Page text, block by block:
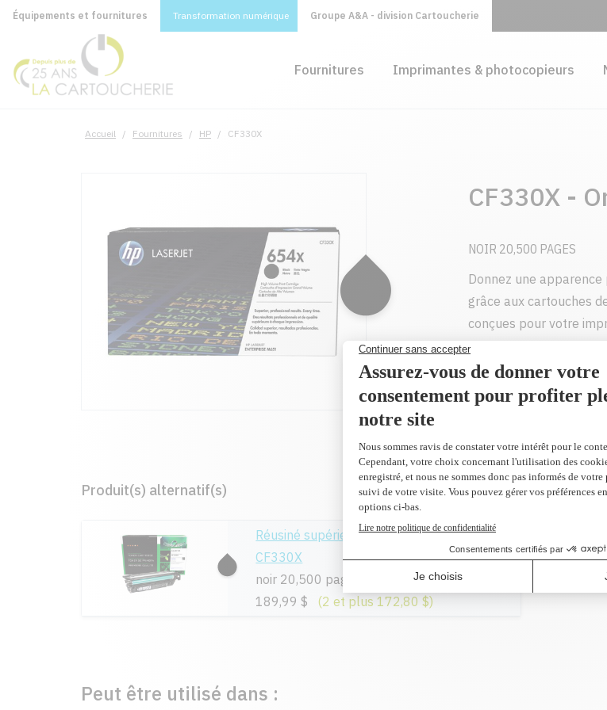
Équipements et fournitures Transformation numérique Groupe A&A - division Cartoucherie
Fournitures Imprimantes & photocopieurs
Accueil / Fournitures / HP / CF330X
CF330X -
NOIR 20,500 PAGES
Donnez une
grâce aux cartouches
conçues pour votre
567,99 $
AJOUTER
Produit(s) alternatif(s)
Réusiné supérieur en remplacement du
CF330X
noir 20,500 pages
189,99 $
(2 et plus 172,80 $)
Peut être utilisé dans :